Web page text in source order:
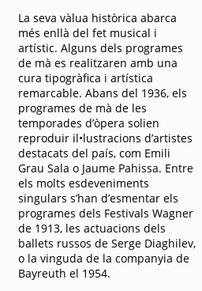
La seva vàlua històrica abarca
més enllà del fet musical i
artístic. Alguns dels programes
de mà es realitzaren amb una
cura tipogràfica i artística
remarcable. Abans del 1936, els
programes de mà de les
temporades d’òpera solien
reproduir il•lustracions d’artistes
destacats del país, com Emili
Grau Sala o Jaume Pahissa. Entre
els molts esdeveniments
singulars s’han d’esmentar els
programes dels Festivals Wagner
de 1913, les actuacions dels
ballets russos de Serge Diaghilev,
o la vinguda de la companyia de
Bayreuth el 1954.